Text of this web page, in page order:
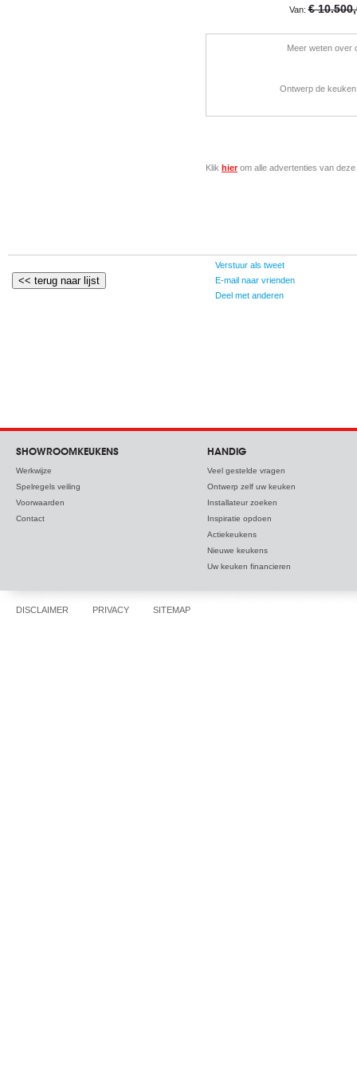
Van:€
Meer weten over
Ontwerp de
Klik hierom alle advertenties van
Verstuur als tweet
E-mail naar vrienden
Deel met anderen
SHOWROOMKEUKENS
Werkwijze
Spelregels veiling
Voorwaarden
Contact
HANDIG
Veel gestelde vragen
Ontwerp zelf uw keuken
Installateur zoeken
Inspiratie opdoen
Actiekeukens
Nieuwe keukens
Uw keuken financieren
DISCLAIMER PRIVACY SITEMAP